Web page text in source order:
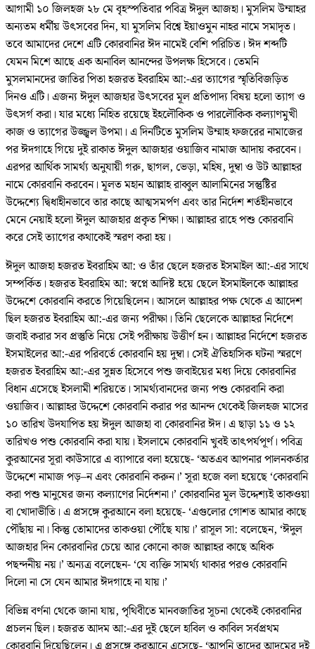
আগামী ১০ জিলহজ ২৮ মে বৃহস্পতিবার পবিত্র ঈদুল আজহা। মুসলিম উম্মাহর
অন্যতম ধর্মীয় উৎসবের দিন, যা মুসলিম বিশ্বে ইয়াওমুন নাহর নামে সমাদৃত।
তবে আমাদের দেশে এটি কোরবানির ঈদ নামেই বেশি পরিচিত। ঈদ শব্দটি
যেমন মিশে আছে এক অনাবিল আনন্দের উপলক্ষ হিসেবে। তেমনি
মুসলমানদের জাতির পিতা হজরত ইবরাহিম আ:-এর ত্যাগের স্মৃতিবিজড়িত
দিনও এটি। এজন্য ঈদুল আজহার উৎসবের মূল প্রতিপাদ্য বিষয় হলো ত্যাগ ও
উৎসর্গ করা। যার মধ্যে নিহিত রয়েছে ইহলৌকিক ও পারলৌকিক কল্যাণমুখী
কাজ ও ত্যাগের উজ্জ্বল উপমা। এ দিনটিতে মুসলিম উম্মাহ ফজরের নামাজের
পর ঈদগাহে গিয়ে দুই রাকাত ঈদুল আজহার ওয়াজিব নামাজ আদায় করবেন।
এরপর আর্থিক সামর্থ্য অনুযায়ী গরু, ছাগল, ভেড়া, মহিষ, দুম্বা ও উট আল্লাহর
নামে কোরবানি করবেন। মূলত মহান আল্লাহ রাব্বুল আলামিনের সন্তুষ্টির
উদ্দেশ্যে দ্বিধাহীনভাবে তার কাছে আত্মসমর্পণ এবং তার নির্দেশ শর্তহীনভাবে
মেনে নেয়াই হলো ঈদুল আজহার প্রকৃত শিক্ষা। আল্লাহর রাহে পশু কোরবানি
করে সেই ত্যাগের কথাকেই স্মরণ করা হয়।
ঈদুল আজহা হজরত ইবরাহিম আ: ও তাঁর ছেলে হজরত ইসমাইল আ:-এর সাথে
সম্পর্কিত। হজরত ইবরাহিম আ: স্বপ্নে আদিষ্ট হয়ে ছেলে ইসমাইলকে আল্লাহর
উদ্দেশে কোরবানি করতে গিয়েছিলেন। আসলে আল্লাহর পক্ষ থেকে এ আদেশ
ছিল হজরত ইবরাহিম আ:-এর জন্য পরীক্ষা। তিনি ছেলেকে আল্লাহর নির্দেশে
জবাই করার সব প্রস্তুতি নিয়ে সেই পরীক্ষায় উত্তীর্ণ হন। আল্লাহর নির্দেশে হজরত
ইসমাইলের আ:-এর পরিবর্তে কোরবানি হয় দুম্বা। সেই ঐতিহাসিক ঘটনা স্মরণে
হজরত ইবরাহিম আ:-এর সুন্নত হিসেবে পশু জবাইয়ের মধ্য দিয়ে কোরবানির
বিধান এসেছে ইসলামী শরিয়তে। সামর্থ্যবানদের জন্য পশু কোরবানি করা
ওয়াজিব। আল্লাহর উদ্দেশে কোরবানি করার পর আনন্দ থেকেই জিলহজ মাসের
১০ তারিখ উদযাপিত হয় ঈদুল আজহা বা কোরবানির ঈদ। এ ছাড়া ১১ ও ১২
তারিখও পশু কোরবানি করা যায়। ইসলামে কোরবানি খুবই তাৎপর্যপূর্ণ। পবিত্র
কুরআনের সূরা কাউসারে এ ব্যাপারে বলা হয়েছে- ‘অতএব আপনার পালনকর্তার
উদ্দেশে নামাজ পড়–ন এবং কোরবানি করুন।’ সূরা হজে বলা হয়েছে ‘কোরবানি
করা পশু মানুষের জন্য কল্যাণের নির্দেশনা।’ কোরবানির মূল উদ্দেশ্যই তাকওয়া
বা খোদাভীতি। এ প্রসঙ্গে কুরআনে বলা হয়েছে- ‘এগুলোর গোশত আমার কাছে
পৌঁছায় না। কিন্তু তোমাদের তাকওয়া পৌঁছে যায়।’ রাসূল সা: বলেছেন, ‘ঈদুল
আজহার দিন কোরবানির চেয়ে আর কোনো কাজ আল্লাহর কাছে অধিক
পছন্দনীয় নয়।’ অন্যত্র বলেছেন- ‘যে ব্যক্তি সামর্থ্য থাকার পরও কোরবানি
দিলো না সে যেন আমার ঈদগাহে না যায়।’
বিভিন্ন বর্ণনা থেকে জানা যায়, পৃথিবীতে মানবজাতির সূচনা থেকেই কোরবানির
প্রচলন ছিল। হজরত আদম আ:-এর দুই ছেলে হাবিল ও কাবিল সর্বপ্রথম